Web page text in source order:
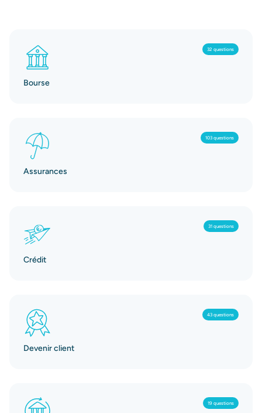
32 questions
Bourse
103 questions
Assurances
31 questions
Crédit
43 questions
Devenir client
19 questions